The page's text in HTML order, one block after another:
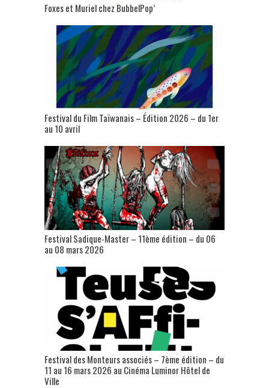
Foxes et Muriel chez BubbelPop’
Festival du Film Taïwanais – Édition 2026 – du 1er
au 10 avril
Festival Sadique-Master – 11ème édition – du 06
au 08 mars 2026
Festival des Monteurs associés – 7ème édition – du
11 au 16 mars 2026 au Cinéma Luminor Hôtel de
Ville